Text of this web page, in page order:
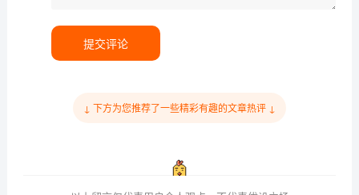
提交评论
↓ 下方为您推荐了一些精彩有趣的文章热评 ↓